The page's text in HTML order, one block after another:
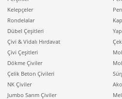
Kelepçeler
Rondelalar
Dübel Çeşitleri
Çivi & Vidalı Hırdavat
Çivi Çeşitleri
Dökme Çiviler
Çelik Beton Çivileri
NK Çiviler
Jumbo Sarım Çiviler